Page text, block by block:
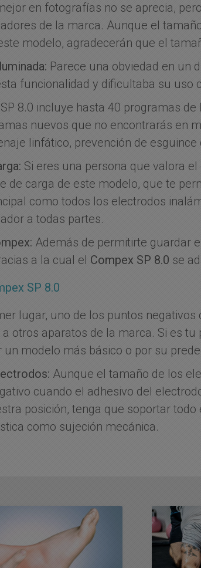
en fotografías no se aprecia,
de la marca. Aunque el
modelo, agradecerán que el
Parece una obviedad en un
funcionalidad y dificultaba su uso
SP 8.0 incluye hasta 40 programas de
nuevos que no encontrarás en
linfático, prevención de
Si eres una persona que valora
de carga de este modelo, que te
como todos los electrodos
a todas partes.
Además de permitirte guardar
a la cual el Compex SP 8.0 se
SP 8.0
lugar, uno de los puntos
otros aparatos de la marca. Si es
un modelo más básico o por su
Aunque el tamaño de los
cuando el adhesivo del
posición, tenga que soportar
como sujeción mecánica.